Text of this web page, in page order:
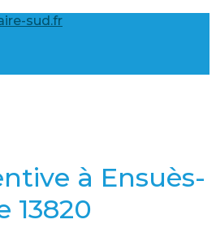
sud.fr
à Ensuès-
13820